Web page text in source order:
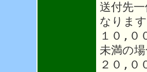
送付先
なりま
１０,０
未満の
２０,０